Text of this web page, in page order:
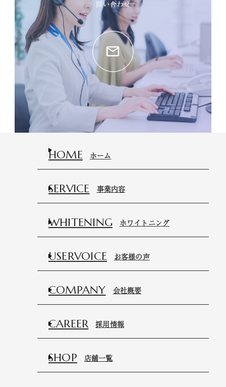
HOME ホーム
SERVICE 事業内容
WHITENING ホワイトニング
USERVOICE お客様の声
COMPANY 会社概要
CAREER 採用情報
SHOP 店舗一覧